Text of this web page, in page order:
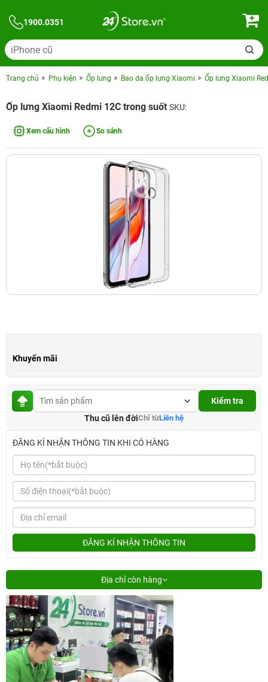
1900.0351
Trang chủ Phụ kiện Ốp lưng Bao da ốp lưng Xiaomi Ốp lưng Xiaomi
Ốp lưng Xiaomi Redmi 12C trong suốt SKU:
Xem cấu hình So sánh
Khuyến mãi
Kiểm tra
Thu cũ lên đờiChỉ từLiên hệ
ĐĂNG KÍ NHẬN THÔNG TIN KHI CÓ HÀNG
ĐĂNG KÍ NHẬN THÔNG TIN
Địa chỉ còn hàng